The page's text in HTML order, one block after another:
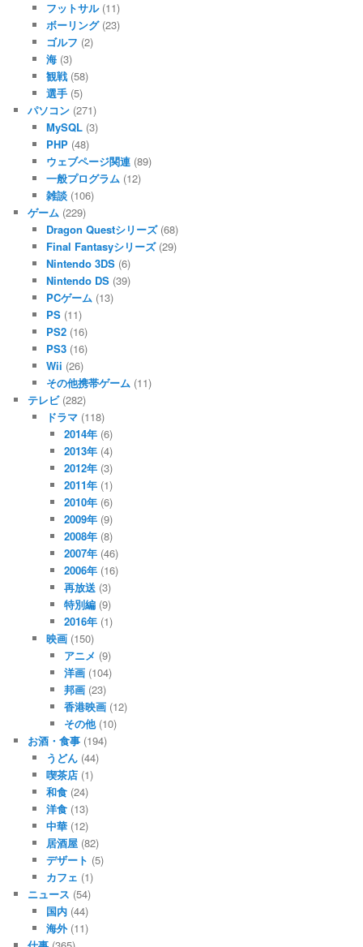
フットサル(11)
ボーリング(23)
ゴルフ (2)
海(3)
観戦(58)
選手(5)
パソコン (271)
MySQL(3)
PHP(48)
ウェブページ関連(89)
一般プログラム(12)
雑談(106)
ゲーム (229)
Dragon Questシリーズ(68)
Final Fantasyシリーズ(29)
Nintendo 3DS(6)
Nintendo DS(39)
PCゲーム(13)
PS(11)
PS2(16)
PS3(16)
Wii (26)
その他携帯ゲーム(11)
テレビ(282)
ドラマ(118)
2014年 (6)
2013年 (4)
2012年 (3)
2011年 (1)
2010年 (6)
2009年 (9)
2008年 (8)
2007年 (46)
2006年 (16)
再放送 (3)
特別編 (9)
2016年 (1)
映画(150)
アニメ (9)
洋画 (104)
邦画 (23)
香港映画 (12)
その他(10)
お酒・食事 (194)
うどん(44)
喫茶店(1)
和食(24)
洋食(13)
中華(12)
居酒屋(82)
デザート (5)
カフェ (1)
ニュース (54)
国内(44)
海外(11)